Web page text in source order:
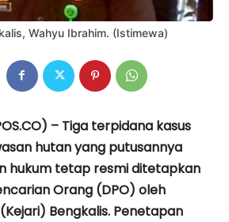
Wahyu Ibrahim. (Istimewa)
– Tiga terpidana kasus
hutan yang putusannya
hukum tetap resmi ditetapkan
Orang (DPO) oleh
Bengkalis. Penetapan